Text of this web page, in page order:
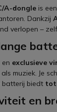
A-dongle is
Dankzij
verlopen –
en exclusieve
muziek. Je
batterij biedt tot
en